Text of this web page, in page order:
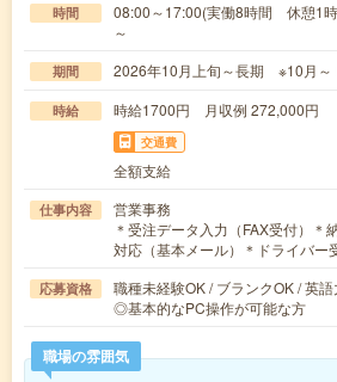
時間
08:00～17:00(実働8時間 休憩1
～
期間 2026年10月上旬～長期 ※10月～
時給 時給1700円 月収例 272,000円
交通費
全額支給
仕事内容
営業事務
＊受注データ入力（FAX受付）＊
対応（基本メール）＊ドライバ
応募資格
職種未経験OK / ブランクOK / 英
◎基本的なPC操作が可能な方
職場の雰囲気